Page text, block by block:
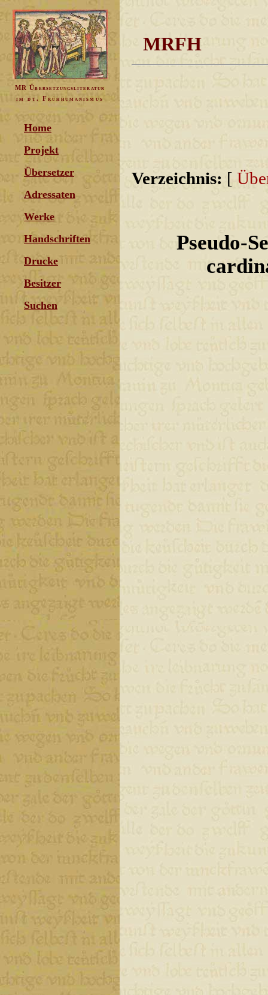
MR Übersetzungsliteratur
im dt. Frühhumanismus
Home
Projekt
Übersetzer
Adressaten
Werke
Handschriften
Drucke
Besitzer
Suchen
MRFH
Verzeichnis: [
Pseudo-